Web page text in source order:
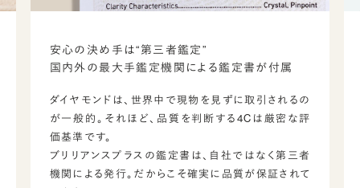
安心の決め手は“第三者鑑定”
国内外の最大手鑑定機関による鑑定書が付属
ダイヤモンドは、世界中で現物を見ずに取引されるの
が一般的。それほど、品質を判断する4Cは厳密な評
価基準です。
ブリリアンスプラスの鑑定書は、自社ではなく第三者
機関による発行。だからこそ確実に品質が保証されて